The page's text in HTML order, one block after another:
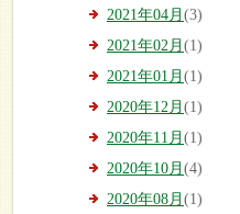
2021年04月 (3)
2021年02月 (1)
2021年01月 (1)
2020年12月 (1)
2020年11月 (1)
2020年10月 (4)
2020年08月 (1)